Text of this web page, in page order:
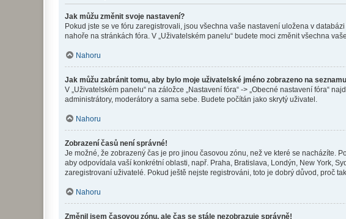
Jak můžu změnit svoje nastavení?
Pokud jste se ve fóru zaregistrovali, jsou všechna vaše nastavení uložena v
nahoře na stránkách fóra. V „Uživatelském panelu“ budete moci změnit všechna
Nahoru
Jak můžu zabránit tomu, aby bylo moje uživatelské jméno zobrazeno na
V „Uživatelském panelu“ na záložce „Nastavení fóra“ -> „Obecné nastavení fóra“
administrátory, moderátory a sama sebe. Budete počítán jako skrytý uživatel.
Nahoru
Zobrazení časů není správné!
Je možné, že zobrazený čas je pro jinou časovou zónu, než ve které se nacházíte.
aby odpovídala vaší konkrétní oblasti, např. Praha, Bratislava, Londýn, New York,
zaregistrovaní uživatelé. Pokud ještě nejste registrováni, toto je dobrý důvod, proč
Nahoru
Změnil jsem časovou zónu, ale čas se stále nezobrazuje správně!